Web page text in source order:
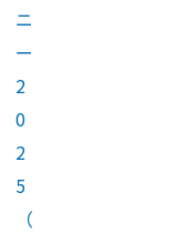
ニ
ー
2
0
2
5
（